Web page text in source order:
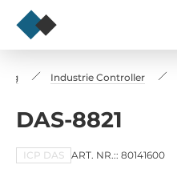
Industrie Controller
DAS-8821
ICP DAS ART. NR.:: 80141600